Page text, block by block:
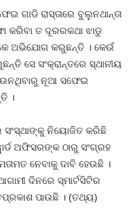
ଗାଡି ରାସ୍ତାରେ ବୁଲୁନଥାନ୍ତା
କରିବା ତ ଦୂରରକଥା ଝାଡୁ
ଅଭିଯୋଗ କରୁଛନ୍ତି । କେଉଁ
ସେ ସଂକ୍ରାନ୍ତରେ ସ୍ଥାନୀୟ
ନୂଆ ସଫେଇ
।
ସଂସ୍ଥାଙ୍କୁ ନିୟୋଜିତ କରିଛି
ଅଫିସରଙ୍କ ଠାରୁ ସଂଗ୍ରହ
ନେବାକୁ ଦାବି ହେଉଛି ।
ଦିନରେ ସ୍ମାର୍ଟସିଟିର
ପାଉଛି । (ତଥ୍ୟ)